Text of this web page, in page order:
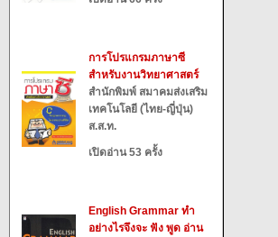
การโปรแกรมภาษาซี
สำหรับงานวิทยาศาสตร์
สำนักพิมพ์ สมาคมส่งเสริม
เทคโนโลยี (ไทย-ญี่ปุ่น)
ส.ส.ท.
เปิดอ่าน 53 ครั้ง
English Grammar ทำ
อย่างไรจึงจะ ฟัง พูด อ่าน